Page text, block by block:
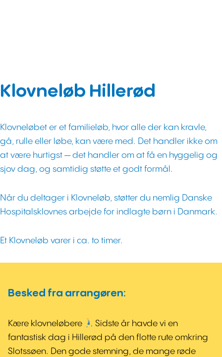
Klovneløb Hillerød
Klovneløbet er et familieløb, hvor alle der kan kravle,
gå, rulle eller løbe, kan være med. Det handler ikke om
at være hurtigst — det handler om at få en hyggelig og
sjov dag, og samtidig støtte et godt formål.
Når du deltager i Klovneløb, støtter du nemlig Danske
Hospitalsklovnes arbejde for indlagte børn i Danmark.
Et Klovneløb varer i ca. to timer.
Besked fra arrangøren:
Kære klovneløbere
Sidste år havde vi en
fantastisk dag i Hillerød på den flotte rute omkring
Slotssøen. Den gode stemning, de mange røde